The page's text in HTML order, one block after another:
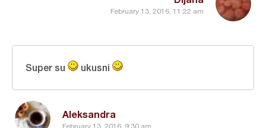
February 13, 2016, 11:22 am
Aleksandra
February 13, 2016, 9:30 am
Super su ukusni